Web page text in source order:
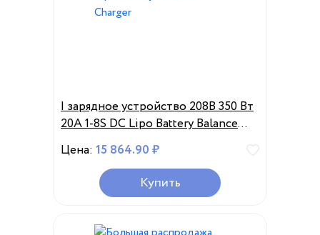
I зарядное устройство 208B 350 Вт
20A 1-8S DC Lipo Battery Balance
Charger
Цена: 15 864.90 ₽
Купить